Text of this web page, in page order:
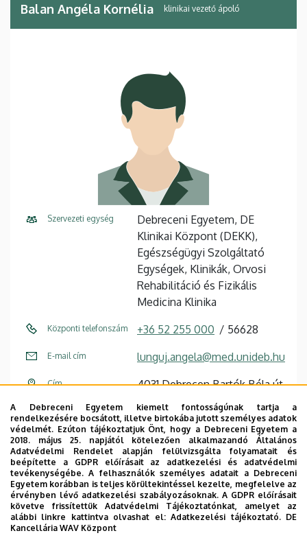
A Debreceni Egyetem kiemelt fontosságúnak tartja a
rendelkezésére bocsátott, illetve birtokába jutott személyes adatok
védelmét. Ezúton tájékoztatjuk Önt, hogy a Debreceni Egyetem a
2018. május 25. napjától kötelezően alkalmazandó Általános
Adatvédelmi Rendelet alapján felülvizsgálta folyamatait és
beépítette a GDPR előírásait az adatkezelési és adatvédelmi
tevékenységébe. A felhasználók személyes adatait a Debreceni
Egyetem korábban is teljes körültekintéssel kezelte, megfelelve az
érvényben lévő adatkezelési szabályozásoknak. A GDPR előírásait
követve frissítettük Adatvédelmi Tájékoztatónkat, amelyet az
alábbi linkre kattintva olvashat el:Adatkezelési tájékoztató. DE
Kancellária WAV Központ
Balan Angéla Kornélia klinikai vezető ápoló
Szervezeti egység
Debreceni Egyetem, DE
Klinikai Központ (DEKK),
Egészségügyi Szolgáltató
Egységek, Klinikák, Orvosi
Rehabilitáció és Fizikális
Medicina Klinika
Központi telefonszám +36 52 255 000 56628
E-mail cím lunguj.angela@med.unideb.hu
Cím
4031 Debrecen Bartók Béla út
Emelet, ajtó
1. emelet (Rehabilitációs
Osztály)
Weboldal Szervezeti weboldal